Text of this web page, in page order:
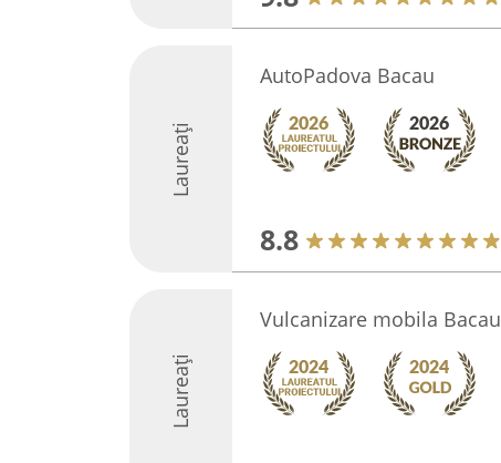
Laureați
AutoPadova Bacau
8.8
Laureați
Vulcanizare mobila Bacau